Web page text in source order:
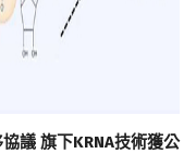
議 旗下KRNA技術獲公